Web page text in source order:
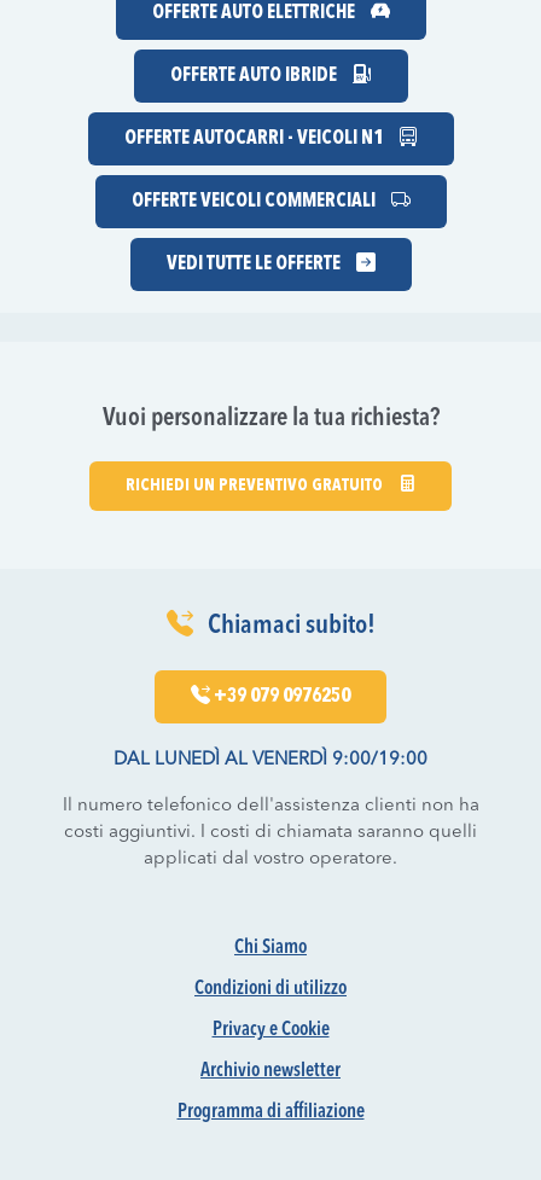
OFFERTE AUTO ELETTRICHE
OFFERTE AUTO IBRIDE
OFFERTE AUTOCARRI - VEICOLI N1
OFFERTE VEICOLI COMMERCIALI
VEDI TUTTE LE OFFERTE
Vuoi personalizzare la tua richiesta?
RICHIEDI UN PREVENTIVO GRATUITO
Chiamaci subito!
+39 079 0976250
DAL LUNEDÌ AL VENERDÌ 9:00/19:00
Il numero telefonico dell'assistenza clienti non ha
costi aggiuntivi. I costi di chiamata saranno quelli
applicati dal vostro operatore.
Chi Siamo
Condizioni di utilizzo
Privacy e Cookie
Archivio newsletter
Programma di affiliazione